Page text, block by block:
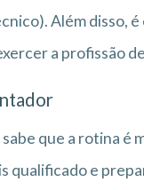
Além disso,
a profissão
sabe que a rotina é
qualificado e